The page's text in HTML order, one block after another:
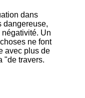
dans
dangereuse,
Un
ne font
avec plus de
"de travers.